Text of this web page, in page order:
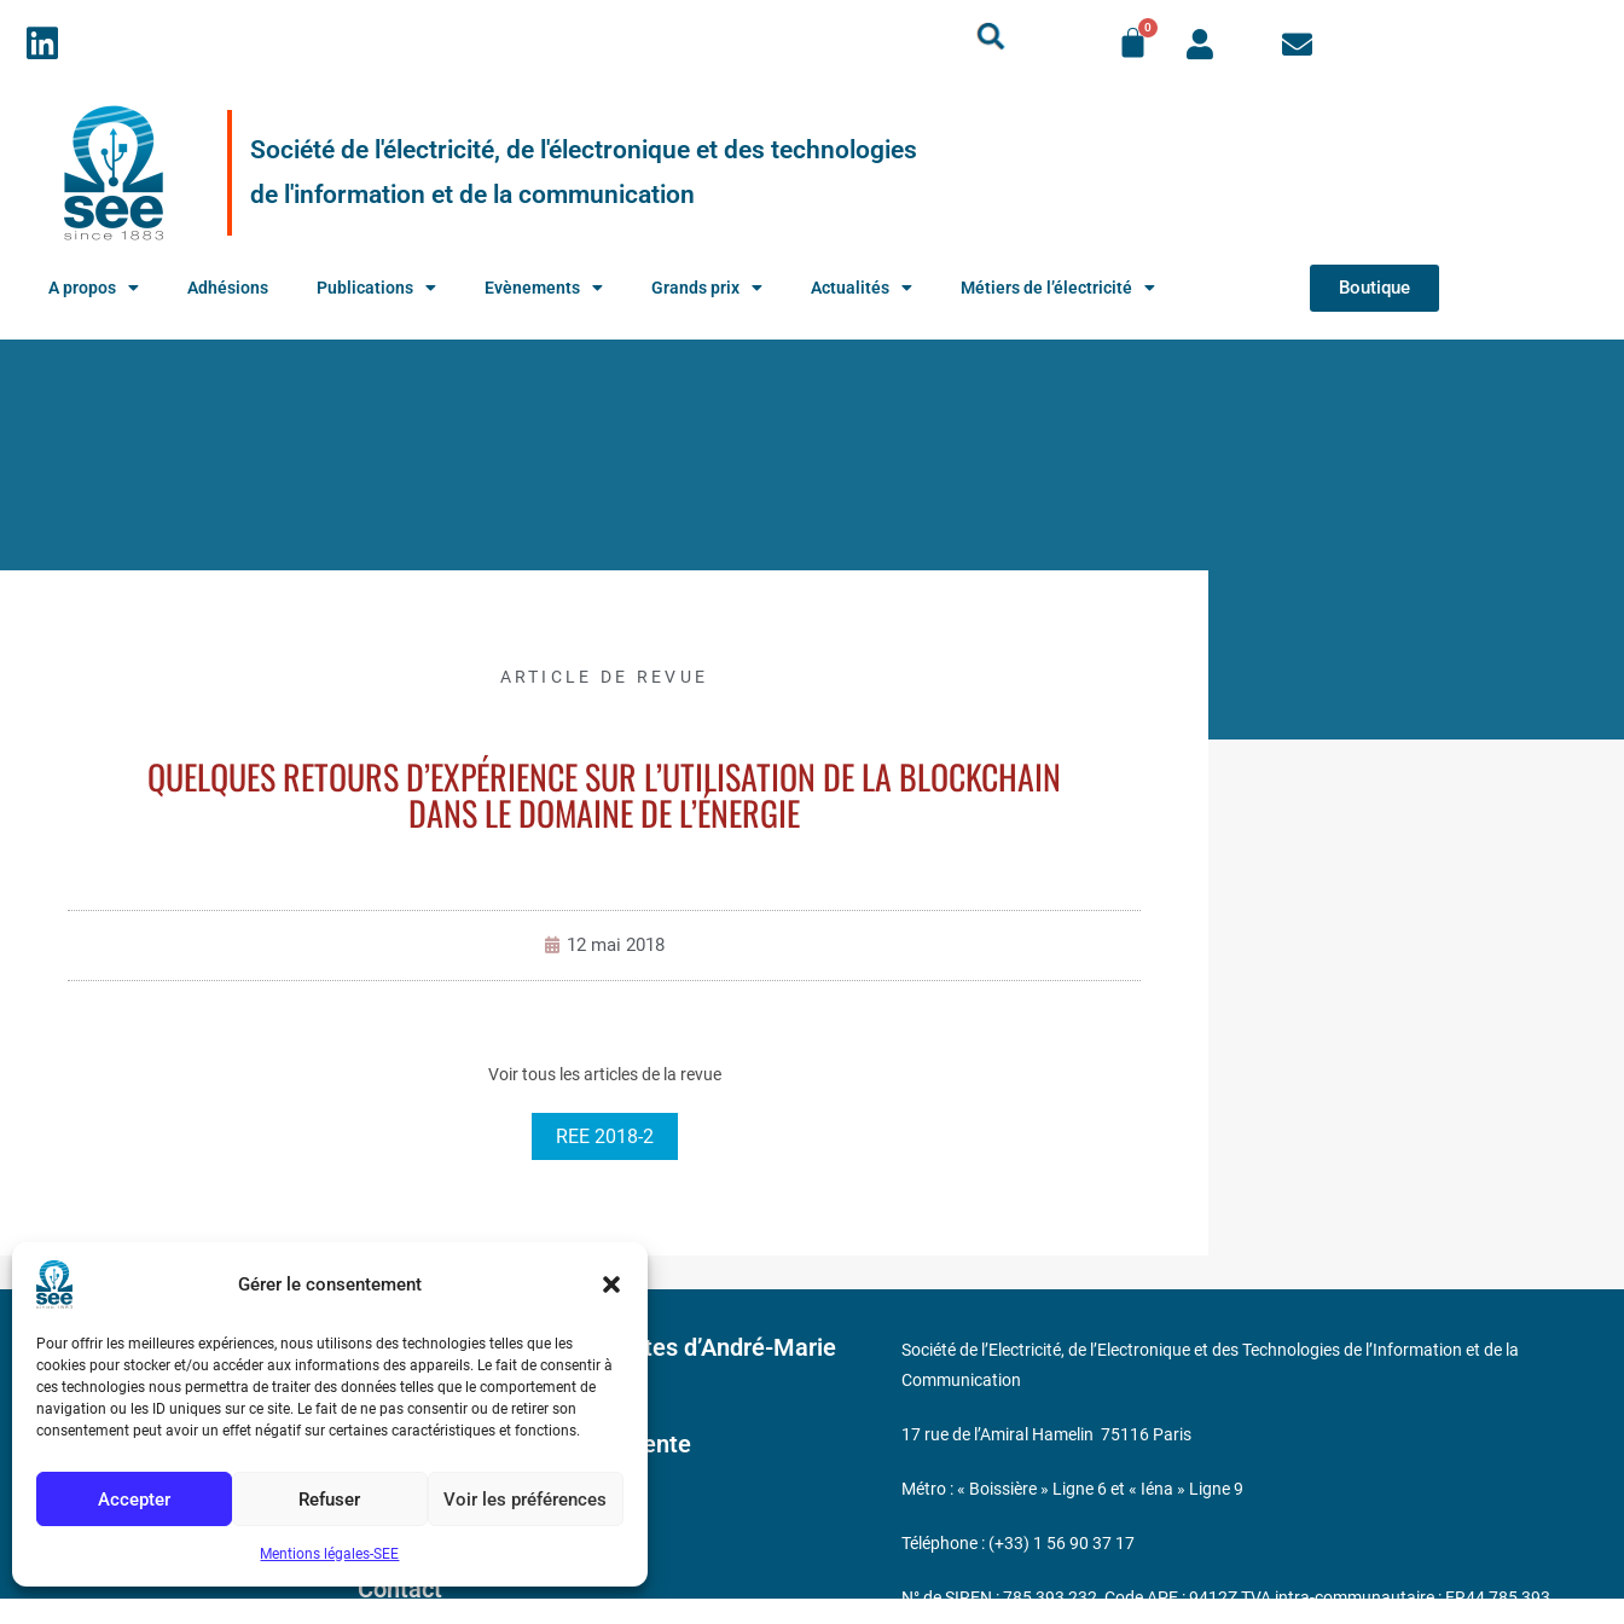
Gérer le consentement
Pour offrir les meilleures expériences, nous utilisons des technologies telles que les
cookies pour stocker et/ou accéder aux informations des appareils. Le fait de consentir à
ces technologies nous permettra de traiter des données telles que le comportement de
navigation ou les ID uniques sur ce site. Le fait de ne pas consentir ou de retirer son
consentement peut avoir un effet négatif sur certaines caractéristiques et fonctions.
Accepter Refuser Voir les préférences
Mentions légales-SEE
Société de l'électricité, de l'électronique et des technologies
de l'information et de la communication
A propos Adhésions Publications Evènements Grands prix Actualités Métiers de l’électricité Boutique
ARTICLE DE REVUE
QUELQUES RETOURS D’EXPÉRIENCE SUR L’UTILISATION DE LA BLOCKCHAIN
DANS LE DOMAINE DE L’ÉNERGIE
12 mai 2018
Voir tous les articles de la revue
REE 2018-2
Bicentenaire des découvertes d’André-Marie
Ampère
Conditions Générales de Vente
Mentions légales
Contact
Société de l’Electricité, de l’Electronique et des Technologies de l’Information et de la
Communication
17 rue de l’Amiral Hamelin 75116 Paris
Métro : « Boissière » Ligne 6 et « Iéna » Ligne 9
Téléphone : (+33) 1 56 90 37 17
N° de SIREN : 785 393 232, Code APE : 9412Z TVA intra-communautaire : FR44 785 393